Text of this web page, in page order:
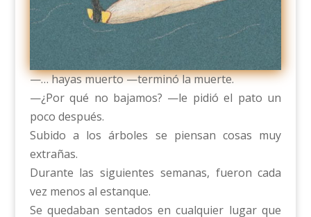
—… hayas muerto —terminó la muerte.
—¿Por qué no bajamos? —le pidió el pato un
poco después.
Subido a los árboles se piensan cosas muy
extrañas.
Durante las siguientes semanas, fueron cada
vez menos al estanque.
Se quedaban sentados en cualquier lugar que